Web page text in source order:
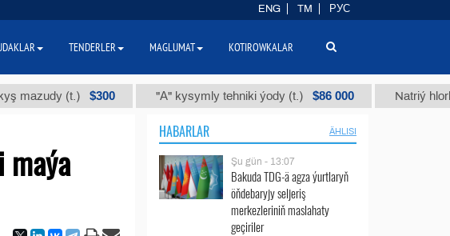
(t.) $300 "А" kysymly tehniki ýody (t.) $86 000 Natriý hlorly
HABARLAR ÄHLISI
Şu gün - 13:07
Bakuda TDG-ä agza ýurtlaryň
öňdebaryjy seljeriş
merkezleriniň maslahaty
geçiriler
ENG TM РУС
TENDERLER MAGLUMAT KOTIROWKALAR